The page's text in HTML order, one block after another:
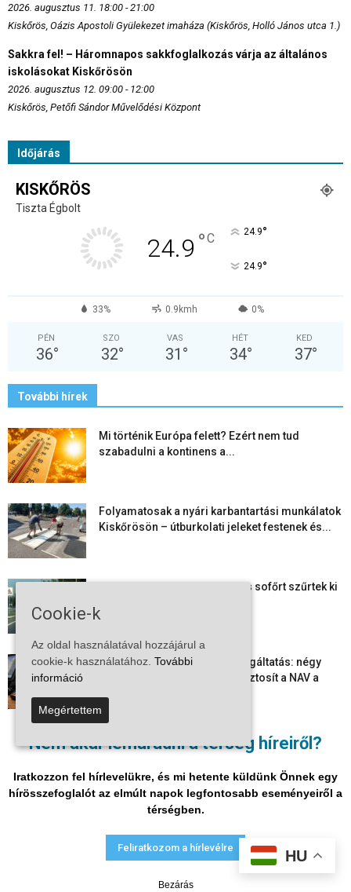
Nem akar lemaradni a térség híreiről?
Iratkozzon fel hírlevelükre, és mi hetente küldünk Önnek egy
hírösszefoglalót az elmúlt napok legfontosabb eseményeiről a
térségben.
Feliratkozom a hírlevélre
Bezárás
2026. augusztus 11. 18:00 - 21:00
Kiskőrös, Oázis Apostoli Gyülekezet imaháza (Kiskőrös, Holló János utca 1.)
Sakkra fel! – Háromnapos sakkfoglalkozás várja az általános
iskolásokat Kiskőrösön
2026. augusztus 12. 09:00 - 12:00
Kiskőrös, Petőfi Sándor Művelődési Központ
Időjárás
KISKŐRÖS
Tiszta Égbolt
24.9 °C 24.9°
24.9°
33% 0.9kmh 0%
PÉN
36°
SZO
32°
VAS
31 °
HÉT
34°
KED
37°
További hírek
Mi történik Európa felett? Ezért nem tud
szabadulni a kontinens a...
Folyamatosak a nyári karbantartási munkálatok
Kiskőrösön – útburkolati jeleket festenek és...
Több száz gyorshajtót és ittas sofőrt szűrtek ki
Elektronikus nyugtaadat-szolgáltatás: négy
hónapos átállási időszakot biztosít a NAV a
Megjelent a 2026/2027-es tanév rendje – itt
vannak a legfontosabb dátumok
Adatvédelmi nyilatkozat Médiaajánlat Impresszum
HU
Cookie-k
Az oldal használatával hozzájárul a
cookie-k használatához. További
információ
Megértettem